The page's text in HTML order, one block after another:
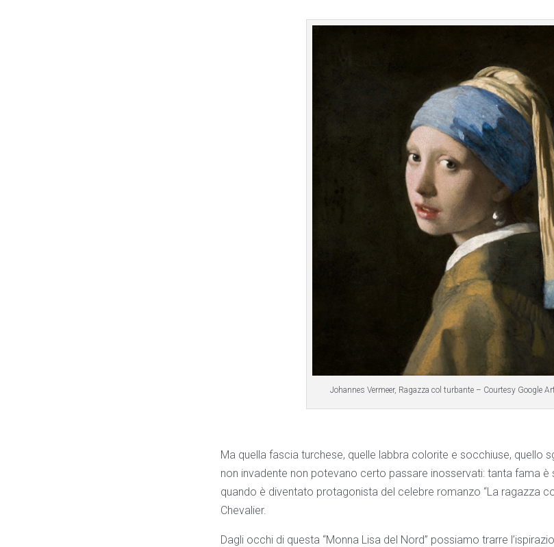
Johannes Vermeer, Ragazza col turbante – Courtesy Google
Ma quella fascia turchese, quelle labbra colorite e socchiuse, quello
non invadente non potevano certo passare inosservati: tanta fama
quando è diventato protagonista del celebre romanzo “La ragazza
Chevalier.
Dagli occhi di questa “Monna Lisa del Nord” possiamo trarre